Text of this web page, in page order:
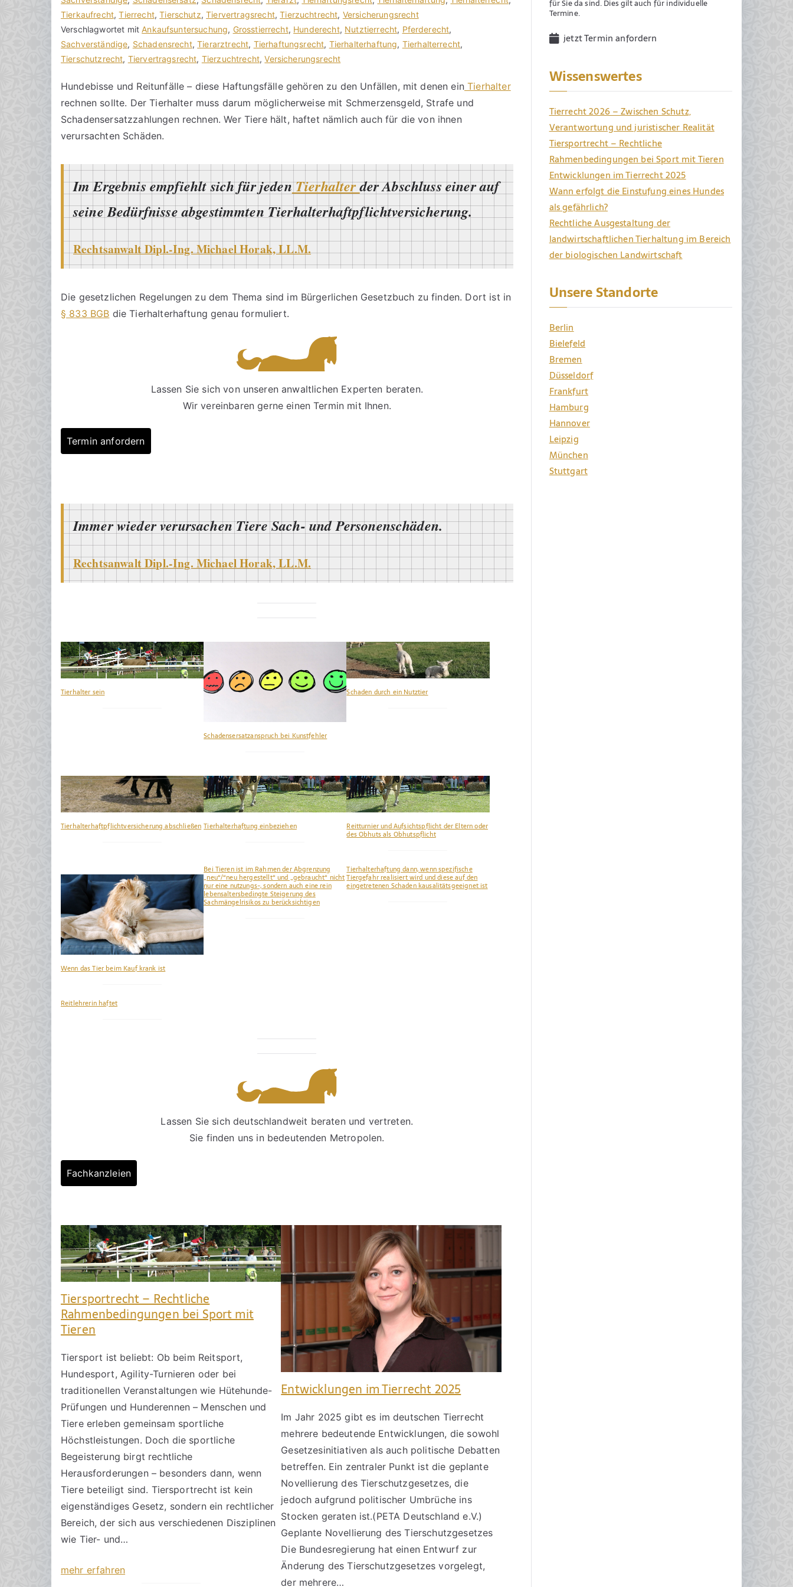
n
h
o
r
k
R
e
c
t
a
n
w
t
i
t
r
a
v
e
r
ö
f
n
t
c
h
a
m
b
r
2
Tierkaufrecht,Tierrecht,Tierschutz,Tiervertragsrecht,Tierzuchtrecht, Versicherungsrecht
Verschlagwortet mit Ankaufsuntersuchung, Grosstierrecht, Hunderecht, Nutztierrecht, Pferderecht,
Sachverständige, Schadensrecht,Tierarztrecht, Tierhaftungsrecht, Tierhalterhaftung, Tierhalterrecht,
Tierschutzrecht, Tiervertragsrecht, Tierzuchtrecht,Versicherungsrecht
i
n
e
K
m
m
e
n
a
e
zu
Tierhalterhaftung
Hundebisse und Reitunfälle – diese Haftungsfälle gehören zu den Unfällen, mit denen einTierhalter
rechnen sollte. Der Tierhalter muss darum möglicherweise mit Schmerzensgeld, Strafe und
Schadensersatzzahlungen rechnen. Wer Tiere hält, haftet nämlich auch für die von ihnen
verursachten Schäden.
Im Ergebnis empfiehlt sich für jedenTierhalterder Abschluss einer auf
seine Bedürfnisse abgestimmten Tierhalterhaftpflichtversicherung.
Rechtsanwalt Dipl.-Ing. Michael Horak, LL.M.
Die gesetzlichen Regelungen zu dem Thema sind im Bürgerlichen Gesetzbuch zu finden. Dort ist in
§ 833 BGB die Tierhalterhaftung genau formuliert.
Lassen Sie sich von unseren anwaltlichen Experten beraten.
Wir vereinbaren gerne einen Termin mit Ihnen.
Termin anfordern
Immer wieder verursachen Tiere Sach- und Personenschäden.
Rechtsanwalt Dipl.-Ing. Michael Horak, LL.M.
Tierhalter sein
Schadensersatzanspruch bei Kunstfehler
Schaden durch ein Nutztier
Tierhalterhaftpflichtversicherung abschließen Tierhalterhaftung einbeziehen Reitturnier und Aufsichtspflicht der Eltern oder
des Obhuts als Obhutspflicht
Wenn das Tier beim Kauf krank ist
Bei Tieren ist im Rahmen der Abgrenzung
„neu“/“neu hergestellt“ und „gebraucht“ nicht
nur eine nutzungs-, sondern auch eine rein
lebensaltersbedingte Steigerung des
Sachmängelrisikos zu berücksichtigen
Tierhalterhaftung dann, wenn spezifische
Tiergefahr realisiert wird und diese auf den
eingetretenen Schaden kausalitätsgeeignet ist
Reitlehrerin haftet
Lassen Sie sich deutschlandweit beraten und vertreten.
Sie finden uns in bedeutenden Metropolen.
Fachkanzleien
Tiersportrecht – Rechtliche
Rahmenbedingungen bei Sport mit
Tieren
Tiersport ist beliebt: Ob beim Reitsport,
Hundesport, Agility-Turnieren oder bei
traditionellen Veranstaltungen wie Hütehunde-
Prüfungen und Hunderennen – Menschen und
Tiere erleben gemeinsam sportliche
Höchstleistungen. Doch die sportliche
Begeisterung birgt rechtliche
Herausforderungen – besonders dann, wenn
Tiere beteiligt sind. Tiersportrecht ist kein
eigenständiges Gesetz, sondern ein rechtlicher
Bereich, der sich aus verschiedenen Disziplinen
wie Tier- und…
mehr erfahren
Entwicklungen im Tierrecht 2025
Im Jahr 2025 gibt es im deutschen Tierrecht
mehrere bedeutende Entwicklungen, die sowohl
Gesetzesinitiativen als auch politische Debatten
betreffen. Ein zentraler Punkt ist die geplante
Novellierung des Tierschutzgesetzes, die
jedoch aufgrund politischer Umbrüche ins
Stocken geraten ist.(PETA Deutschland e.V.)
Geplante Novellierung des Tierschutzgesetzes
Die Bundesregierung hat einen Entwurf zur
Änderung des Tierschutzgesetzes vorgelegt,
der mehrere…
für Sie da sind. Dies gilt auch für individuelle
Termine.
jetzt Termin anfordern
Wissenswertes
Tierrecht 2026 – Zwischen Schutz,
Verantwortung und juristischer Realität
Tiersportrecht – Rechtliche
Rahmenbedingungen bei Sport mit Tieren
Entwicklungen im Tierrecht 2025
Wann erfolgt die Einstufung eines Hundes
als gefährlich?
Rechtliche Ausgestaltung der
landwirtschaftlichen Tierhaltung im Bereich
der biologischen Landwirtschaft
Unsere Standorte
Berlin
Bielefeld
Bremen
Düsseldorf
Frankfurt
Hamburg
Hannover
Leipzig
München
Stuttgart